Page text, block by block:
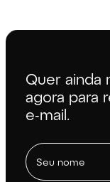
Quer ainda
agora para
e-mail.